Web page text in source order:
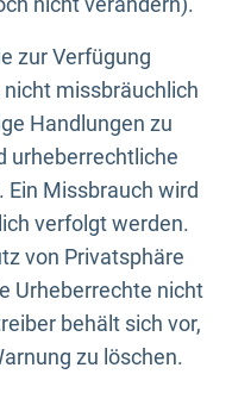
zur Verfügung
missbräuchlich
Handlungen zu
urheberrechtliche
Missbrauch wird
verfolgt werden.
von Privatsphäre
Urheberrechte nicht
behält sich vor,
zu löschen.